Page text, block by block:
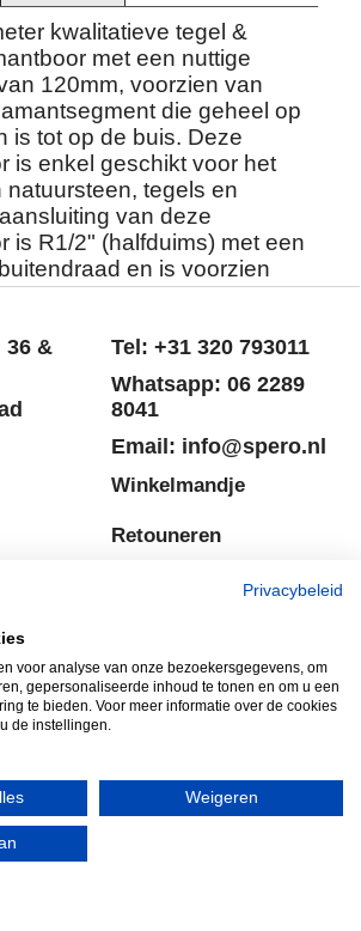
kwalitatieve tegel &
met een nuttige
120mm, voorzien van
die geheel op
is tot op de buis. Deze
is enkel geschikt voor het
natuursteen, tegels en
van deze
is R1/2" (halfduims) met een
en is voorzien
opening.
&
Tel: +31 320 793011
Whatsapp: 06 2289
8041
Winkelmandje
Garantie voorwaarden
Privacy verklaring
Privacybeleid
voor analyse van onze bezoekersgegevens, om
gepersonaliseerde inhoud te tonen en om u een
te bieden. Voor meer informatie over de cookies
de instellingen.
Weigeren